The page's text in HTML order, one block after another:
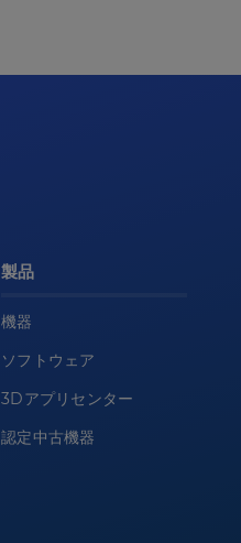
製品
機器
ソフトウェア
3Dアプリセンター
認定中古機器